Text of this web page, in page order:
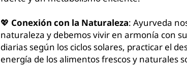
💖 Conexión con la Naturaleza: Ayurveda
naturaleza y debemos vivir en armonía con
diarias según los ciclos solares, practicar el
energía de los alimentos frescos y naturales